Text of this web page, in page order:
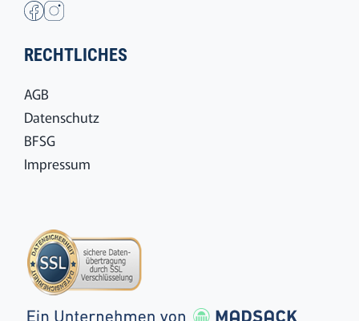
RECHTLICHES
AGB
Datenschutz
BFSG
Impressum